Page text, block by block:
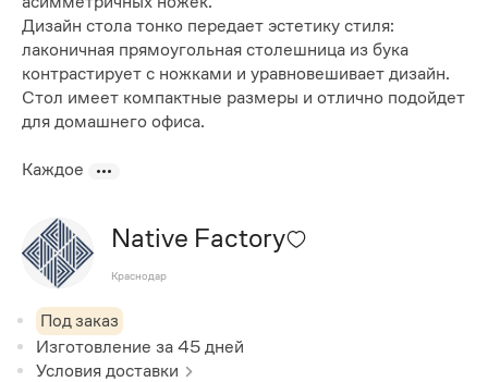
Дизайн стола тонко передает эстетику стиля:
лаконичная прямоугольная столешница из бука
контрастирует с ножками и уравновешивает дизайн.
Стол имеет компактные размеры и отлично подойдет
для домашнего офиса.
Каждое
Native Factory
Краснодар
Под заказ
Изготовление за45 дней
Условия доставки